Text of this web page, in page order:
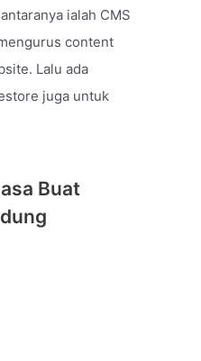
ialah CMS
content
Lalu ada
juga untuk
Buat